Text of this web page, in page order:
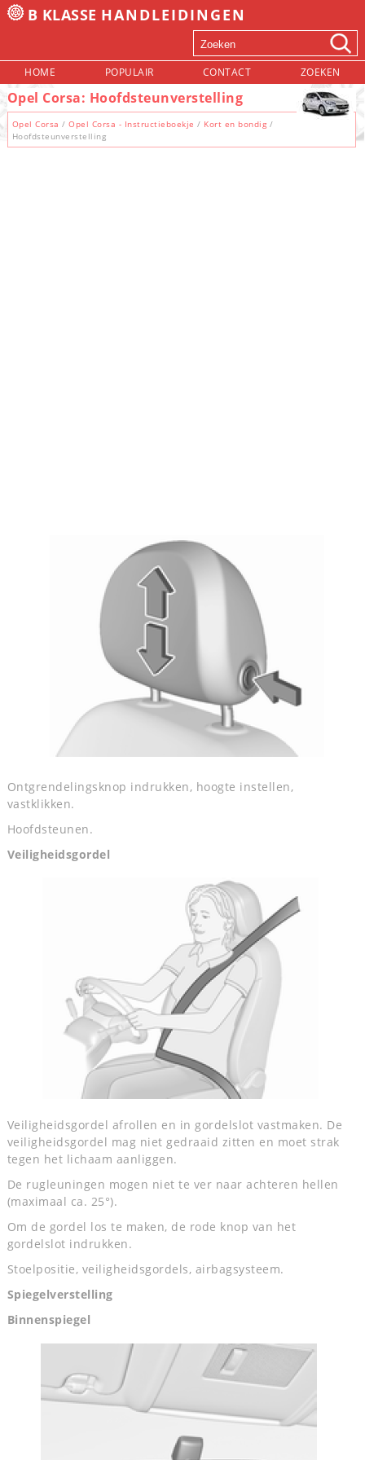
B KLASSE HANDLEIDINGEN
HOME POPULAIR CONTACT ZOEKEN
Opel Corsa: Hoofdsteunverstelling
Opel Corsa /Opel Corsa - Instructieboekje / Kort en bondig /
Hoofdsteunverstelling
Ontgrendelingsknop indrukken, hoogte instellen,
vastklikken.
Hoofdsteunen.
Veiligheidsgordel
Veiligheidsgordel afrollen en in gordelslot vastmaken. De
veiligheidsgordel mag niet gedraaid zitten en moet strak
tegen het lichaam aanliggen.
De rugleuningen mogen niet te ver naar achteren hellen
(maximaal ca. 25°).
Om de gordel los te maken, de rode knop van het
gordelslot indrukken.
Stoelpositie, veiligheidsgordels, airbagsysteem.
Spiegelverstelling
Binnenspiegel